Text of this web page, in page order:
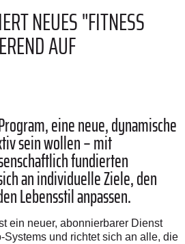
NEUES "FITNESS
AUF
eine neue, dynamische
sein wollen – mit
fundierten
an individuelle Ziele, den
Lebensstil anpassen.
ein neuer, abonnierbarer Dienst
und richtet sich an alle, die